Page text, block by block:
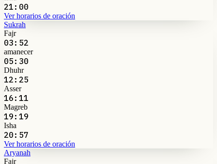
21:00
Ver horarios de oración
Sukrah
Fajr
03:52
amanecer
05:30
Dhuhr
12:25
Asser
16:11
Magreb
19:19
Isha
20:57
Ver horarios de oración
Aryanah
Fajr